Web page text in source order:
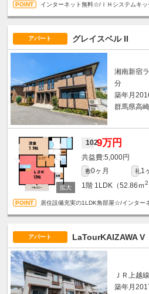
インターネット無料☆/ＩＨシステムキッ
アパート グレイスベル II
湘南新宿
分
築年月
群馬県高
1029万円
5,000円
敷0ヶ月 礼1
1階 1LDK（52.86ｍ2
居住設備充実の1LDK角部屋☆/インター
アパート LaTourKAIZAWA V
ＪＲ上越
築年月